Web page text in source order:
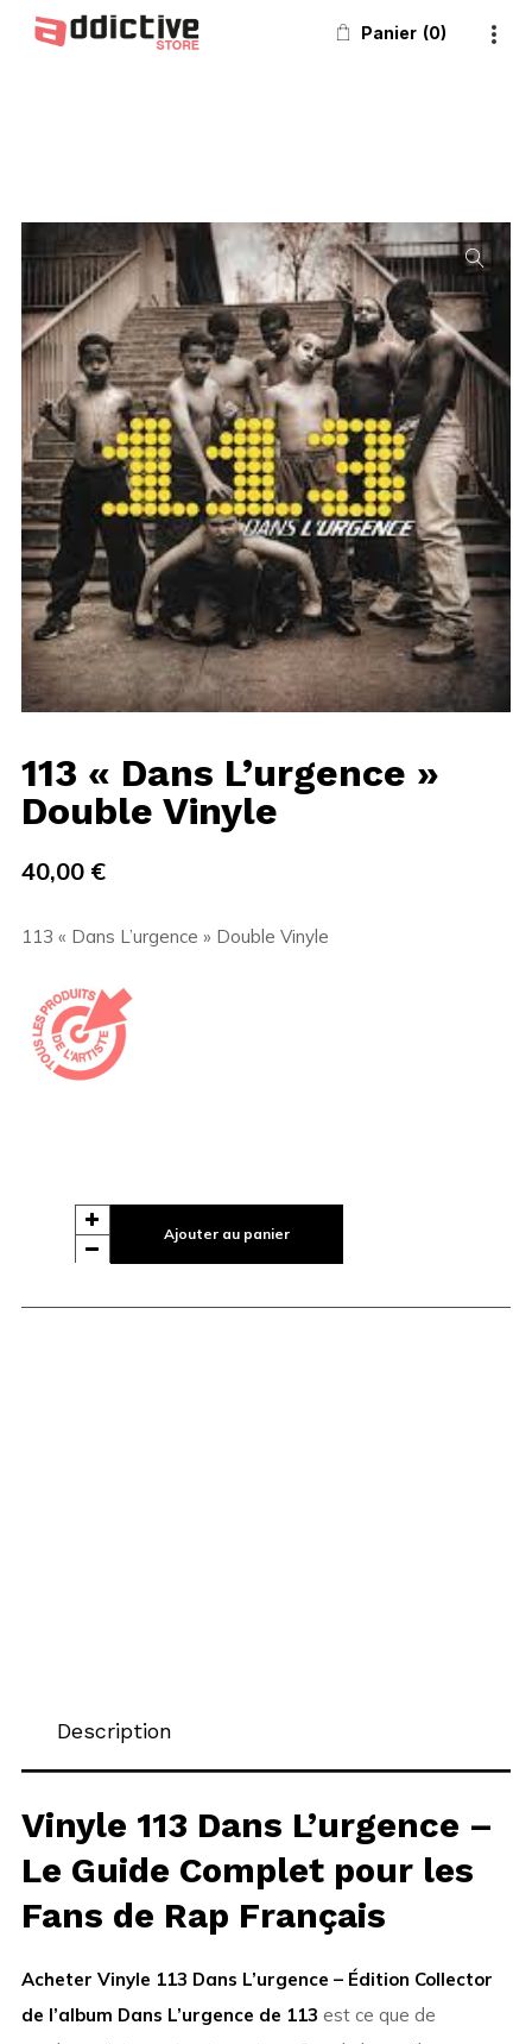
Panier 0
113 « Dans L’urgence »
Double Vinyle
40,00 €
113 « Dans L’urgence » Double Vinyle
Ajouter au panier
Description
Vinyle 113 Dans L’urgence –
Le Guide Complet pour les
Fans de Rap Français
Acheter Vinyle 113 Dans L’urgence – Édition Collector
de l’album Dans L’urgence de 113 est ce que de